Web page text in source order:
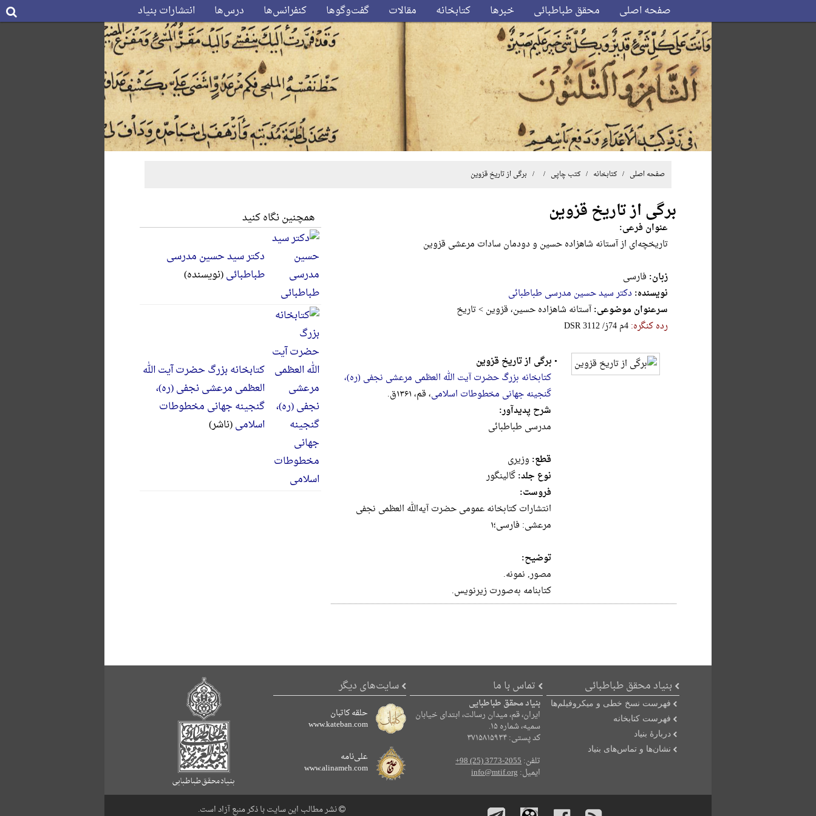
صفحه اصلی محقق طباطبائی خبرها کتابخانه مقالات گفت‌وگوها کنفرانس‌ها درس‌ها انتشارات بنیاد
صفحه اصلی / کتابخانه /کتب چاپی / / برگی از تاریخ قزوین
برگی از تاریخ قزوین
عنوان فرعی:
تاریخچه‌‌ا‌ی‌ ‌از ‌آستانه‌ شا‌هز‌اده‌ حسین‌ و دودمان‌ ساد‌ات‌ مر‌عشی‌ قزوین‌
زبان: فارسی
نویسنده: دکتر سید حسین مدرسی طباطبائی
سرعنوان موضوعی:آستانه شاهزاده ح‍س‍ی‍ن‌، ق‍زوی‍ن‌ > تاریخ
رده کنگره:‎D‎‎‎S‎‎‎R‎ ‎3‎1‎1‎2‎ ‎/‎ز‎7‎4‎ ‎م‎4‎
•برگی از تاریخ قزوین
کتابخانه بزرگ حضرت آیت الله العظمی مرعشی نجفی (ره)،
گنجینه جهانی مخطوطات اسلامی، قم، ۱۳۶۱ق.
شرح پدیدآور:
مدرسی‌ طباطبائی‌
قطع: وزيرى
نوع جلد:گالینگور
فروست:
‌انتشار‌ات‌ کتابخانه‌ ‌عمومی‌ حضرت‌ ‌آیه‌‌الله‌ ‌العظمی‌ نجفی‌
مر‌عشی‌: فارسی‌؛۱
توضیح:
مصور, نمونه‌.
کتابنامه‌ به‌صورت‌ زیرنویس‌.
همچنین نگاه کنید
دکتر سید حسین مدرسی
طباطبائی(نویسنده)
کتابخانه بزرگ حضرت آیت الله
العظمی مرعشی نجفی (ره)،
گنجینه جهانی مخطوطات
اسلامی(ناشر)
بنیاد محقق طباطبائی
فهرست نسخ خطی و میکروفیلم‌ها
فهرست کتابخانه
دربارۀ بنیاد
نشان‌ها و تماس‌های بنیاد
تماس با ما
بنیاد محقق طباطبایی
ایران، قم، میدان رسالت، ابتدای خیابان
سمیه، شماره ۱۵.
کد پستی: ۳۷۱۵۸۱۵۹۳۴
تلفن:+98 (25) 3773-2055
ایمیل:info@mtif.org
سایت‌های دیگر
حلقه کاتبان
www.kateban.com
علی‌نامه
www.alinameh.com
نشر مطالب این سایت با ذکر منبع آزاد است.